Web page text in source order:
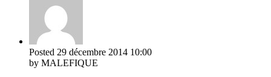
Posted 29 décembre 2014 10:00
by MALEFIQUE